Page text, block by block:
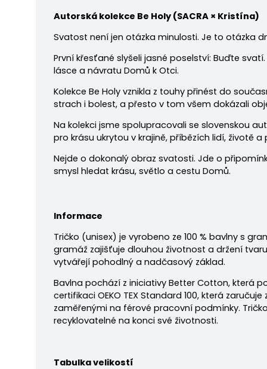
Autorská kolekce Be Holy (SACRA × Kristína)
Svatost není jen otázka minulosti. Je to otázka
První křesťané slyšeli jasné poselství: Buďte
lásce a návratu Domů k Otci.
Kolekce Be Holy vznikla z touhy přinést do
strach i bolest, a přesto v tom všem dokázali
Na kolekci jsme spolupracovali se slovenskou
pro krásu ukrytou v krajině, příbězích lidí, životě a
Nejde o dokonalý obraz svatosti. Jde o
smysl hledat krásu, světlo a cestu Domů.
Informace
Tričko (unisex) je vyrobeno ze 100 % bavlny s
gramáž zajišťuje dlouhou životnost a držení
vytvářejí pohodlný a nadčasový základ.
Bavlna pochází z iniciativy Better Cotton, která
certifikaci OEKO TEX Standard 100, která
zaměřenými na férové pracovní podmínky.
recyklovatelné na konci své životnosti.
Tabulka velikostí